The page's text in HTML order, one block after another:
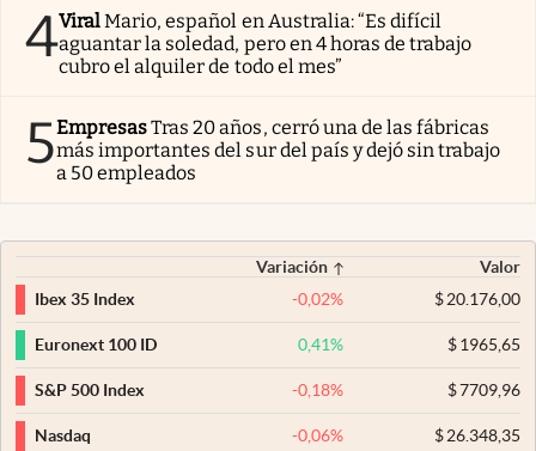
4ViralMario, español en Australia: “Es difícil
aguantar la soledad, pero en 4 horas de trabajo
cubro el alquiler de todo el mes”
5EmpresasTras 20 años, cerró una de las fábricas
más importantes del sur del país y dejó sin trabajo
a 50 empleados
Variación
Valor
Ibex 35 Index
-0,02% $20.176,00
Euronext 100 ID 0,41% $1965,65
S&P 500 Index -0,18% $7709,96
Nasdaq -0,06% $26.348,35